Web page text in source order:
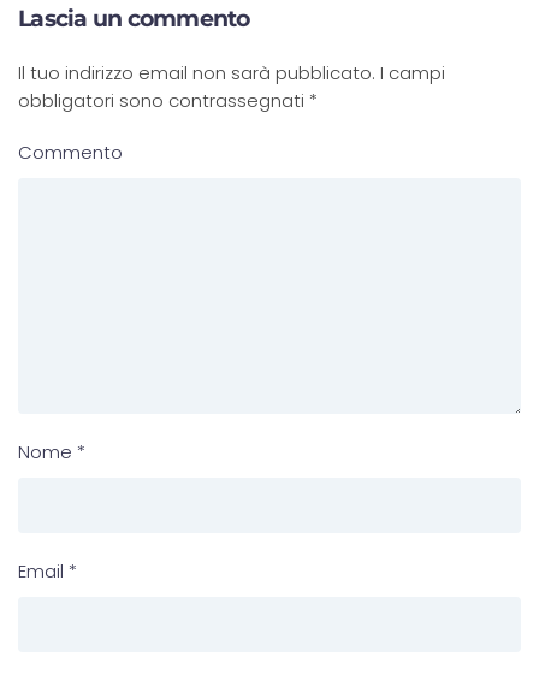
Lascia un commento
Il tuo indirizzo email non sarà pubblicato. I campi
obbligatori sono contrassegnati *
Commento
Nome *
Email *